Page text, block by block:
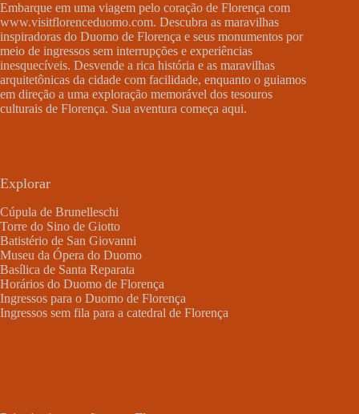
Embarque em uma viagem pelo coração de Florença com
www.visitflorenceduomo.com. Descubra as maravilhas
inspiradoras do Duomo de Florença e seus monumentos por
meio de ingressos sem interrupções e experiências
inesquecíveis. Desvende a rica história e as maravilhas
arquitetônicas da cidade com facilidade, enquanto o guiamos
em direção a uma exploração memorável dos tesouros
culturais de Florença. Sua aventura começa aqui.
Explorar
Cúpula de Brunelleschi
Torre do Sino de Giotto
Batistério de San Giovanni
Museu da Ópera do Duomo
Basílica de Santa Reparata
Horários do Duomo de Florença
Ingressos para o Duomo de Florença
Ingressos sem fila para a catedral de Florença